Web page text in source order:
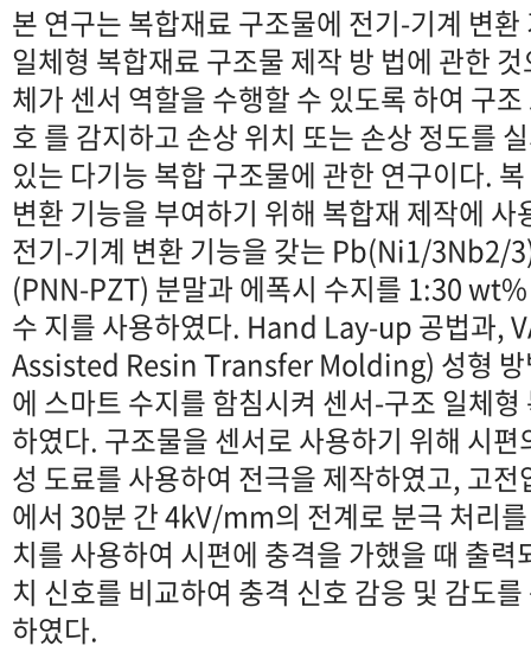
본 연구는 복합재료 구조물에 전기-기계 변
일체형 복합재료 구조물 제작 방 법에 관한
체가 센서 역할을 수행할 수 있도록 하여 구
호 를 감지하고 손상 위치 또는 손상 정도를
있는 다기능 복합 구조물에 관한 연구이다.
변환 기능을 부여하기 위해 복합재 제작에
전기-기계 변환 기능을 갖는 Pb(Ni1/3Nb2/
(PNN-PZT) 분말과 에폭시 수지를 1:30
수 지를 사용하였다. Hand Lay-up 공법과,
Assisted Resin Transfer Molding) 성형 방
에 스마트 수지를 함침시켜 센서-구조 일체
하였다. 구조물을 센서로 사용하기 위해 시
성 도료를 사용하여 전극을 제작하였고, 고
에서 30분 간 4kV/mm의 전계로 분극 처리
치를 사용하여 시편에 충격을 가했을 때 출
치 신호를 비교하여 충격 신호 감응 및 감도
하였다.